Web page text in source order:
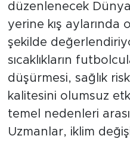
düzenlenecek
yerine kış aylarında
şekilde
sıcaklıkların
düşürmesi, sağlık
kalitesini olumsuz
temel nedenleri
Uzmanlar, iklim